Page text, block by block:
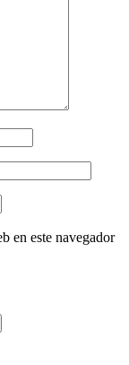
en este navegador